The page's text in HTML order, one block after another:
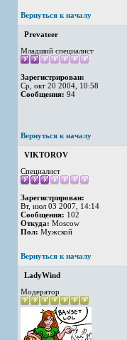
Вернуться к началу
Prevateer
Младший специалист
Зарегистрирован:
Ср, окт 20 2004, 10:58
Сообщения: 94
Вернуться к началу
VIKTOROV
Специалист
Зарегистрирован:
Вт, июл 03 2007, 14:14
Сообщения: 102
Откуда: Moscow
Пол: Мужской
Вернуться к началу
LadyWind
Модератор